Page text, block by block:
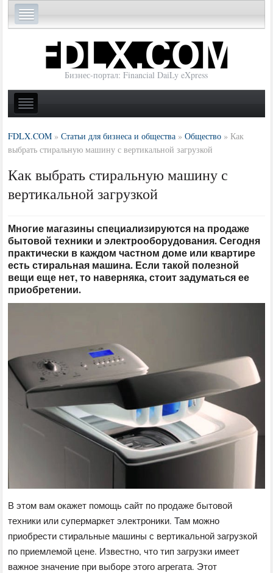
Бизнес-портал: Financial DaiLy eXpress
FDLX.COM »Статьи для бизнеса и общества »Общество »Как
выбрать стиральную машину с вертикальной загрузкой
Как выбрать стиральную машину с
вертикальной загрузкой
Многие магазины специализируются на продаже
бытовой техники и электрооборудования. Сегодня
практически в каждом частном доме или квартире
есть стиральная машина. Если такой полезной
вещи еще нет, то наверняка, стоит задуматься ее
приобретении.
В этом вам окажет помощь сайт по продаже бытовой
техники или супермаркет электроники. Там можно
приобрести стиральные машины с вертикальной загрузкой
по приемлемой цене. Известно, что тип загрузки имеет
важное значение при выборе этого агрегата. Этот